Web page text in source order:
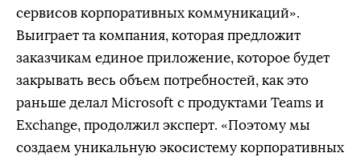
сервисов корпоративных коммуникаций».
Выиграет та компания, которая предложит
заказчикам единое приложение, которое будет
закрывать весь объем потребностей, как это
раньше делал Microsoft с продуктами Teams и
Exchange, продолжил эксперт. «Поэтому мы
создаем уникальную экосистему корпоративных